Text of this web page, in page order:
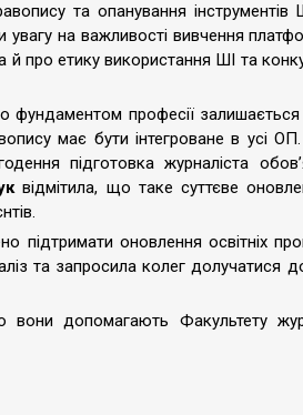
та опанування інструментів
увагу на важливості вивчення
й про етику використання ШІ та
професії залишається
має бути інтегроване в усі ОП.
підготовка журналіста
відмітила, що таке суттєве
підтримати оновлення освітніх
та запросила колег долучатися
допомагають Факультету